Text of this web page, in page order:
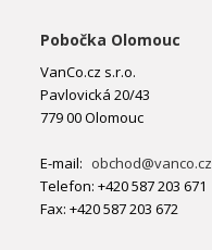
Pobočka Olomouc
VanCo.cz s.r.o.
Pavlovická 20/43
779 00 Olomouc
E-mail: obchod@vanco.cz
Telefon: +420 587 203 671
Fax: +420 587 203 672